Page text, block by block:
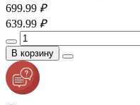
699.99 ₽
639.99 ₽
В корзину